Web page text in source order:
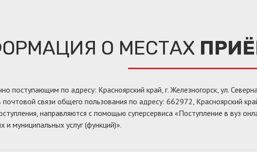
О МЕСТАХ
поступающим по адресу: Красноярский край, г. Железногорск, ул.
связи общего пользования по адресу: 662972, Красноярский
направляются с помощью суперсервиса «Поступление в вуз
муниципальных услуг (функций)».